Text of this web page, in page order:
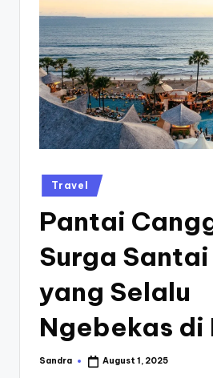
Posted
in
Travel
Pantai
Surga
yang Selalu
Ngebekas di
Posted
Sandra August 1, 2025